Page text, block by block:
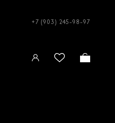
+7 (903) 245-98-97